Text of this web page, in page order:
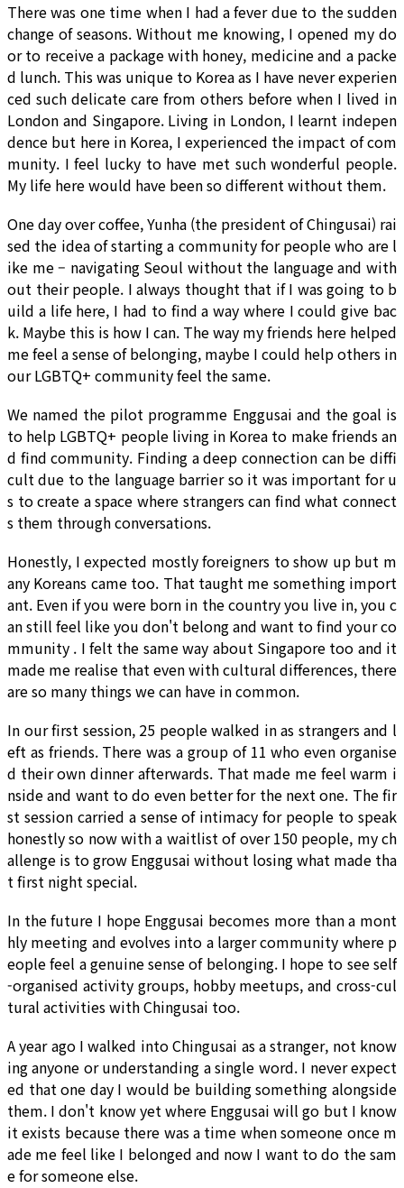
There was one time when I had a fever due to the sudden
change of seasons. Without me knowing, I opened my do
or to receive a package with honey, medicine and a packe
d lunch. This was unique to Korea as I have never experien
ced such delicate care from others before when I lived in
London and Singapore. Living in London, I learnt indepen
dence but here in Korea, I experienced the impact of com
munity. I feel lucky to have met such wonderful people.
My life here would have been so different without them.
One day over coffee, Yunha (the president of Chingusai) rai
sed the idea of starting a community for people who are l
ike me – navigating Seoul without the language and with
out their people. I always thought that if I was going to b
uild a life here, I had to find a way where I could give bac
k. Maybe this is how I can. The way my friends here helped
me feel a sense of belonging, maybe I could help others in
our LGBTQ+ community feel the same.
We named the pilot programme Enggusai and the goal is
to help LGBTQ+ people living in Korea to make friends an
d find community. Finding a deep connection can be diffi
cult due to the language barrier so it was important for u
s to create a space where strangers can find what connect
s them through conversations.
Honestly, I expected mostly foreigners to show up but m
any Koreans came too. That taught me something import
ant. Even if you were born in the country you live in, you c
an still feel like you don't belong and want to find your co
mmunity . I felt the same way about Singapore too and it
made me realise that even with cultural differences, there
are so many things we can have in common.
In our first session, 25 people walked in as strangers and l
eft as friends. There was a group of 11 who even organise
d their own dinner afterwards. That made me feel warm i
nside and want to do even better for the next one. The fir
st session carried a sense of intimacy for people to speak
honestly so now with a waitlist of over 150 people, my ch
allenge is to grow Enggusai without losing what made tha
t first night special.
In the future I hope Enggusai becomes more than a mont
hly meeting and evolves into a larger community where p
eople feel a genuine sense of belonging. I hope to see self
-organised activity groups, hobby meetups, and cross-cul
tural activities with Chingusai too.
A year ago I walked into Chingusai as a stranger, not know
ing anyone or understanding a single word. I never expect
ed that one day I would be building something alongside
them. I don't know yet where Enggusai will go but I know
it exists because there was a time when someone once m
ade me feel like I belonged and now I want to do the sam
e for someone else.